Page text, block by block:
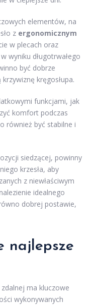
elementów, na
z ergonomicznym
w plecach oraz
wyniku długotrwałego
być dobrze
kręgosłupa.
funkcjami, jak
komfort podczas
również być stabilne i
siedzącej, powinny
krzesła, aby
z niewłaściwym
idealnego
dobrej postawie,
najlepsze
ma kluczowe
wykonywanych